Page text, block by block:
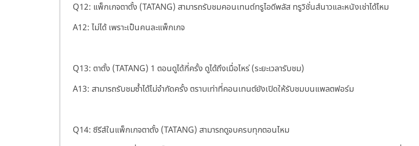
Q12: แพ็กเกจตาตั้ง (TATANG) สามารถรับชมคอนเทนต์ทรูไอดีพลัส ทรูวิชั่นส์นาวและหนังเช่าได้ไหม
A12: ไม่ได้ เพราะเป็นคนละแพ็กเกจ
Q13: ตาตั้ง (TATANG) 1 ตอนดูได้กี่ครั้ง ดูได้ถึงเมื่อไหร่ (ระยะเวลารับชม)
A13: สามารถรับชมซ้ำได้ไม่จำกัดครั้ง ตราบเท่าที่คอนเทนต์ยังเปิดให้รับชมบนแพลตฟอร์ม
Q14: ซีรีส์ในแพ็กเกจตาตั้ง (TATANG) สามารถดูจบครบทุกตอนไหม